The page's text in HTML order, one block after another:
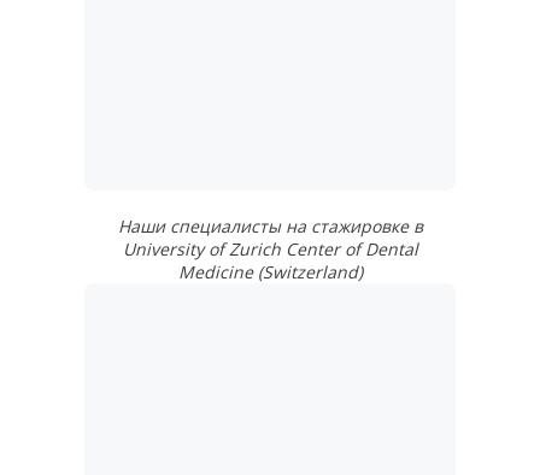
Наши специалисты на стажировке в
University of Zurich Center of Dental
Medicine (Switzerland)